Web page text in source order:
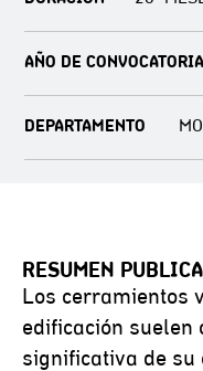
AÑO DE CONVOCATORIA
DEPARTAMENTO
RESUMEN
Los cerramientos
edificación suelen
significativa de su